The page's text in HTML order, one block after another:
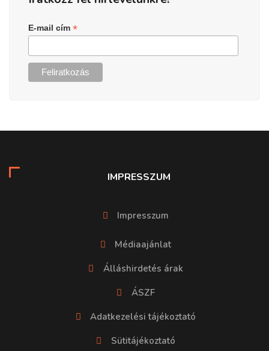
E-mail cím*
IMPRESSZUM
Impresszum
Médiaajánlat
Álláshirdetés árak
ÁSZF
Adatkezelési tájékoztató
Sütitájékoztató